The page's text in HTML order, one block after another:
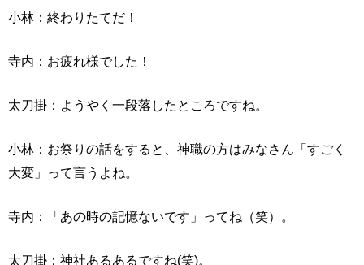
小林：終わりたてだ！
寺内：お疲れ様でした！
太刀掛：ようやく一段落したところですね。
小林：お祭りの話をすると、神職の方はみなさん「すごく
大変」って言うよね。
寺内：「あの時の記憶ないです」ってね（笑）。
太刀掛：神社あるあるですね(笑)。